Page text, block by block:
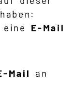
eine E-Mail
Mail
an